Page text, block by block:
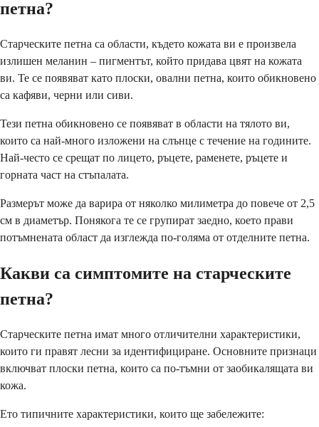
петна?
Старческите петна са области, където кожата ви е произвела
излишен меланин – пигментът, който придава цвят на кожата
ви. Те се появяват като плоски, овални петна, които обикновено
са кафяви, черни или сиви.
Тези петна обикновено се появяват в области на тялото ви,
които са най-много изложени на слънце с течение на годините.
Най-често се срещат по лицето, ръцете, раменете, ръцете и
горната част на стъпалата.
Размерът може да варира от няколко милиметра до повече от 2,5
см в диаметър. Понякога те се групират заедно, което прави
потъмнената област да изглежда по-голяма от отделните петна.
Какви са симптомите на старческите
петна?
Старческите петна имат много отличителни характеристики,
които ги правят лесни за идентифициране. Основните признаци
включват плоски петна, които са по-тъмни от заобикалящата ви
кожа.
Ето типичните характеристики, които ще забележите: